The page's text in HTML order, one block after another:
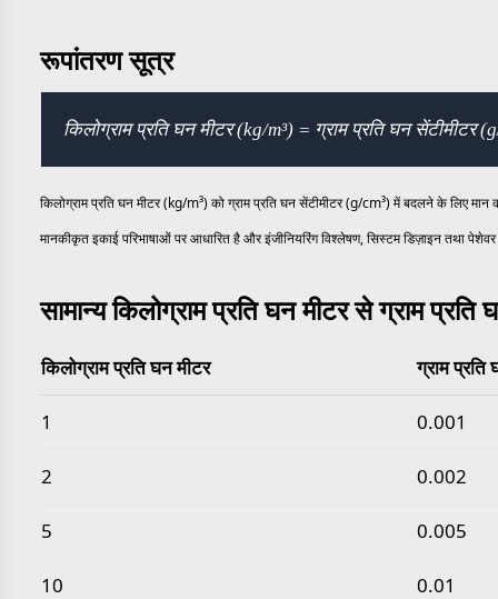
रूपांतरण सूत्र
किलोग्राम प्रति घन मीटर (kg/m³) = ग्राम प्रति घन सेंटीमीटर
किलोग्राम प्रति घन मीटर (kg/m³) को ग्राम प्रति घन सेंटीमीटर (g/cm³) में बदलने के लिए
मानकीकृत इकाई परिभाषाओं पर आधारित है और इंजीनियरिंग विश्लेषण, सिस्टम डिज़ाइन तथा
सामान्य किलोग्राम प्रति घन मीटर से ग्राम प्रति
सामान्य किलोग्राम प्रति घन मीटर से ग्राम प्रति घन सेंटीमीटर मान
किलोग्राम प्रति घन मीटर ग्राम प्रति
1 0.001
2 0.002
5 0.005
10 0.01